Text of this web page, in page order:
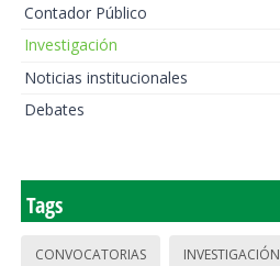
Contador Público
Investigación
Noticias institucionales
Debates
Tags
CONVOCATORIAS INVESTIGACIÓN